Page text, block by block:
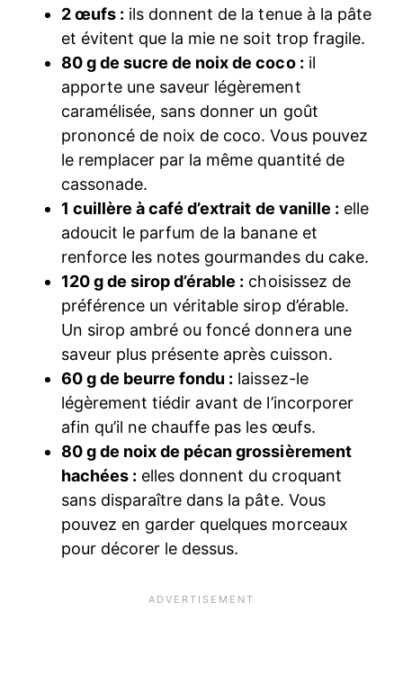
2 œufs : ils donnent de la tenue à la pâte
et évitent que la mie ne soit trop fragile.
80 g de sucre de noix de coco : il
apporte une saveur légèrement
caramélisée, sans donner un goût
prononcé de noix de coco. Vous pouvez
le remplacer par la même quantité de
cassonade.
1 cuillère à café d’extrait de vanille : elle
adoucit le parfum de la banane et
renforce les notes gourmandes du cake.
120 g de sirop d’érable : choisissez de
préférence un véritable sirop d’érable.
Un sirop ambré ou foncé donnera une
saveur plus présente après cuisson.
60 g de beurre fondu : laissez-le
légèrement tiédir avant de l’incorporer
afin qu’il ne chauffe pas les œufs.
80 g de noix de pécan grossièrement
hachées : elles donnent du croquant
sans disparaître dans la pâte. Vous
pouvez en garder quelques morceaux
pour décorer le dessus.